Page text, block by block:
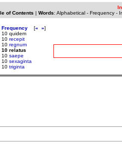
of Contents | Words: Alphabetical- Frequency-
Frequency [« »]
10 quidem
10 recepit
10 regnum
10 relatus
10 saepe
10 sexaginta
10 triginta